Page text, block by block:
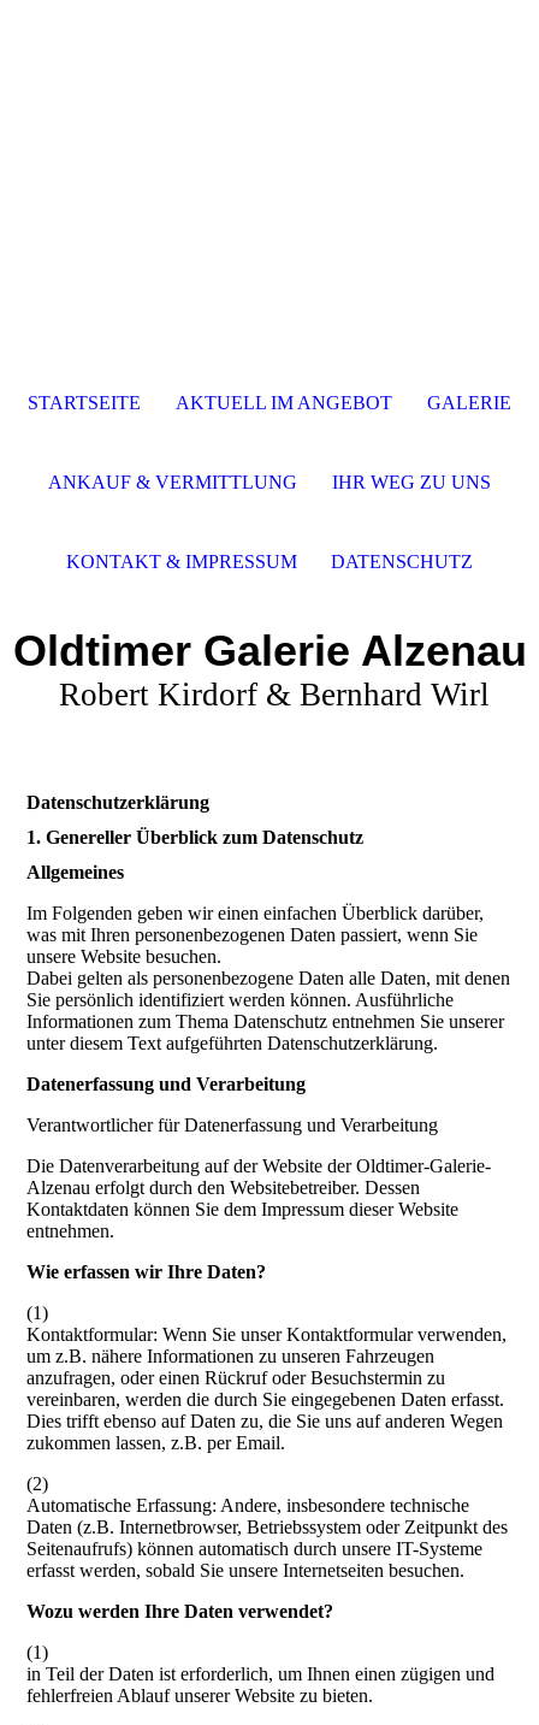
Oldtimer Galerie Alzenau
Robert Kirdorf & Bernhard Wirl
Datenschutzerklärung
1. Genereller Überblick zum Datenschutz
Allgemeines
Im Folgenden geben wir einen einfachen Überblick darüber,
was mit Ihren personenbezogenen Daten passiert, wenn Sie
unsere Website besuchen.
Dabei gelten als personenbezogene Daten alle Daten, mit denen
Sie persönlich identifiziert werden können. Ausführliche
Informationen zum Thema Datenschutz entnehmen Sie unserer
unter diesem Text aufgeführten Datenschutzerklärung.
Datenerfassung und Verarbeitung
Verantwortlicher für Datenerfassung und Verarbeitung
Die Datenverarbeitung auf der Website der Oldtimer-Galerie-
Alzenau erfolgt durch den Websitebetreiber. Dessen
Kontaktdaten können Sie dem Impressum dieser Website
entnehmen.
Wie erfassen wir Ihre Daten?
(1)
Kontaktformular: Wenn Sie unser Kontaktformular verwenden,
um z.B. nähere Informationen zu unseren Fahrzeugen
anzufragen, oder einen Rückruf oder Besuchstermin zu
vereinbaren, werden die durch Sie eingegebenen Daten erfasst.
Dies trifft ebenso auf Daten zu, die Sie uns auf anderen Wegen
zukommen lassen, z.B. per Email.
(2)
Automatische Erfassung: Andere, insbesondere technische
Daten (z.B. Internetbrowser, Betriebssystem oder Zeitpunkt des
Seitenaufrufs) können automatisch durch unsere IT-Systeme
erfasst werden, sobald Sie unsere Internetseiten besuchen.
Wozu werden Ihre Daten verwendet?
(1)
in Teil der Daten ist erforderlich, um Ihnen einen zügigen und
fehlerfreien Ablauf unserer Website zu bieten.
STARTSEITE AKTUELL IM ANGEBOT GALERIE
ANKAUF & VERMITTLUNG IHR WEG ZU UNS
KONTAKT & IMPRESSUM DATENSCHUTZ